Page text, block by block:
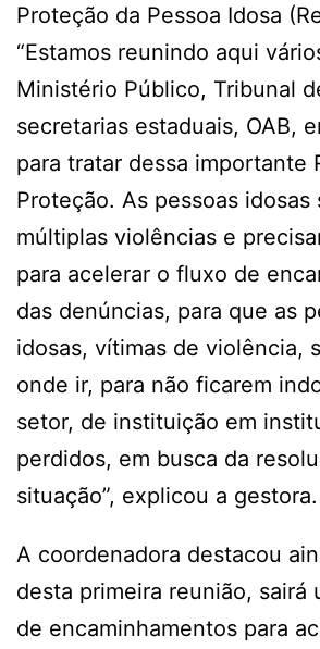
Proteção da Pessoa Idosa
“Estamos reunindo aqui
Ministério Público, Tribunal
secretarias estaduais, OAB,
para tratar dessa importante
Proteção. As pessoas idosas
múltiplas violências e
para acelerar o fluxo de
das denúncias, para que as
idosas, vítimas de violência,
onde ir, para não ficarem
setor, de instituição em
perdidos, em busca da
situação”, explicou a gestora.
A coordenadora destacou
desta primeira reunião, sairá
de encaminhamentos para